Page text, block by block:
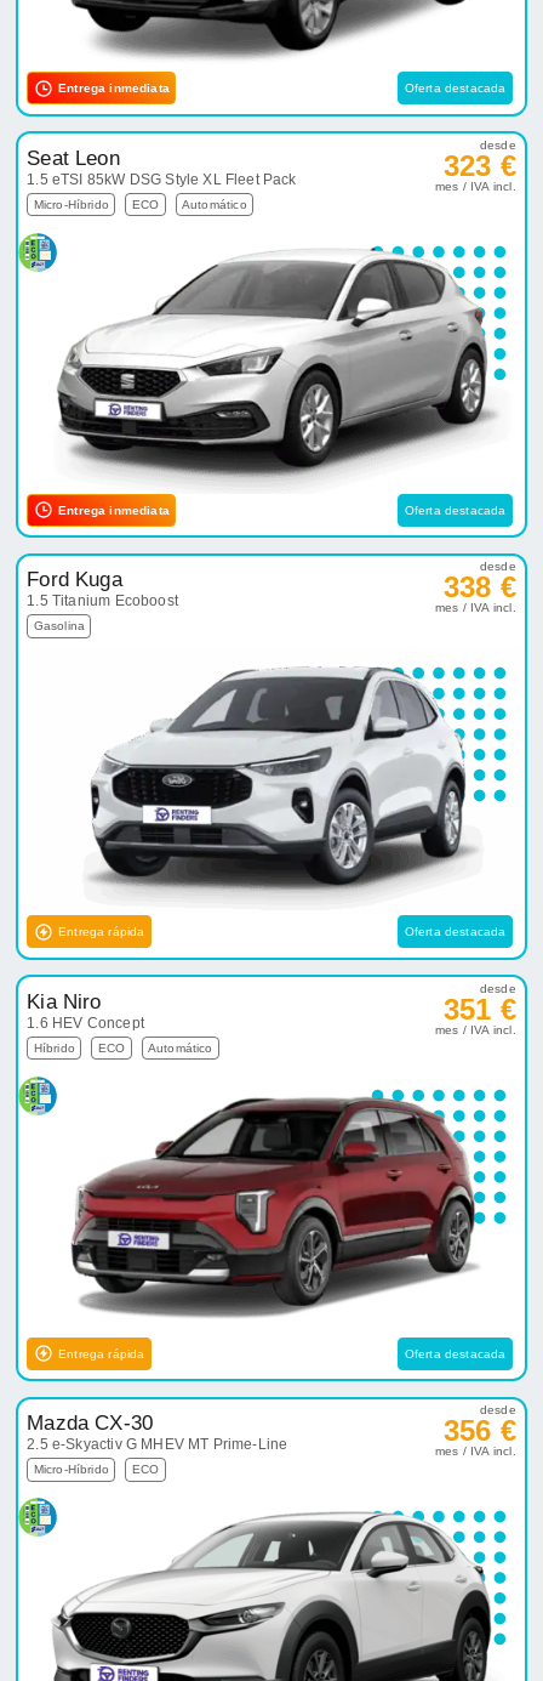
Entrega inmediata Oferta destacada
Seat Leon
1.5 eTSI 85kW DSG Style XL Fleet Pack
Micro-Híbrido ECO Automático
desde
323 €
mes / IVA incl.
Entrega inmediata Oferta destacada
Ford Kuga
1.5 Titanium Ecoboost
Gasolina
desde
338 €
mes / IVA incl.
Entrega rápida Oferta destacada
Kia Niro
1.6 HEV Concept
Híbrido ECO Automático
desde
351 €
mes / IVA incl.
Entrega rápida Oferta destacada
Mazda CX-30
2.5 e-Skyactiv G MHEV MT Prime-Line
Micro-Híbrido ECO
desde
356 €
mes / IVA incl.